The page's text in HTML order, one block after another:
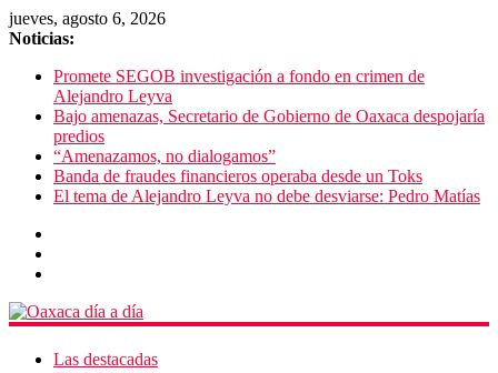
jueves, agosto 6, 2026
Noticias:
Promete SEGOB investigación a fondo en crimen de
Alejandro Leyva
Bajo amenazas, Secretario de Gobierno de Oaxaca despojaría
predios
“Amenazamos, no dialogamos”
Banda de fraudes financieros operaba desde un Toks
El tema de Alejandro Leyva no debe desviarse: Pedro Matías
Las destacadas